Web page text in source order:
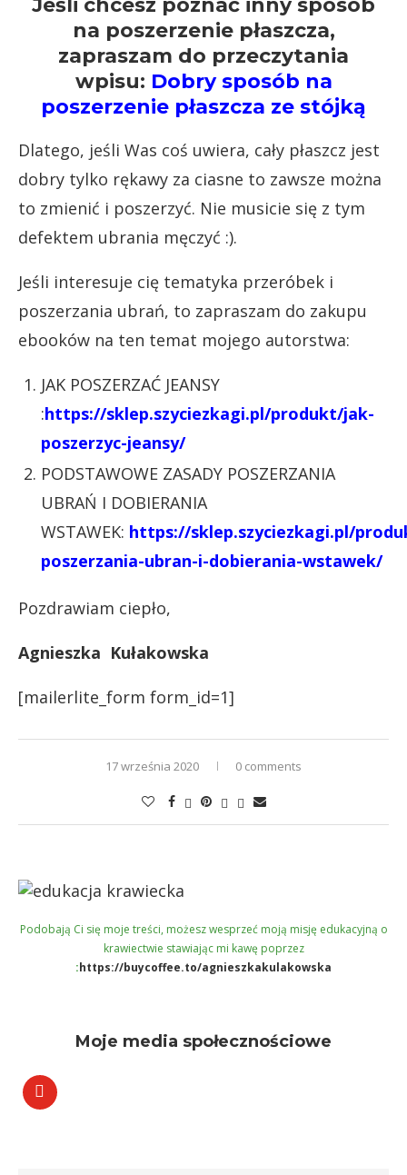
Jeśli chcesz poznać inny sposób
na poszerzenie płaszcza,
zapraszam do przeczytania
wpisu: Dobry sposób na
poszerzenie płaszcza ze stójką
Dlatego, jeśli Was coś uwiera, cały płaszcz jest
dobry tylko rękawy za ciasne to zawsze można
to zmienić i poszerzyć. Nie musicie się z tym
defektem ubrania męczyć :).
Jeśli interesuje cię tematyka przeróbek i
poszerzania ubrań, to zapraszam do zakupu
ebooków na ten temat mojego autorstwa:
JAK POSZERZAĆ JEANSY
:https://sklep.szyciezkagi.pl/produkt/jak-
poszerzyc-jeansy/
PODSTAWOWE ZASADY POSZERZANIA
UBRAŃ I DOBIERANIA
WSTAWEK: https://sklep.szyciezkagi.pl/
poszerzania-ubran-i-dobierania-wstawek/
Pozdrawiam ciepło,
Agnieszka Kułakowska
[mailerlite_form form_id=1]
17 września 2020 0 comments
Podobają Ci się moje treści, możesz wesprzeć moją misję edukacyjną o
krawiectwie stawiając mi kawę poprzez
:https://buycoffee.to/agnieszkakulakowska
Moje media społecznościowe